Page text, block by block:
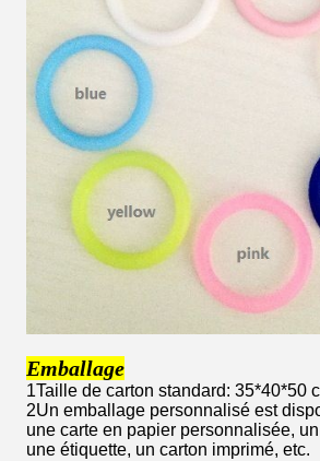
Emballage
1Taille de carton standard: 35*40*50
2Un emballage personnalisé est
une carte en papier personnalisée,
une étiquette, un carton imprimé, etc.